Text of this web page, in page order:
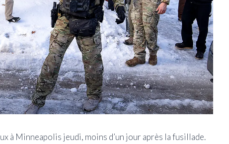
à Minneapolis jeudi, moins d’un jour après la fusillade.